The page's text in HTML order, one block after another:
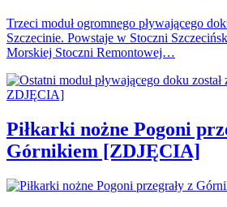
Trzeci moduł ogromnego pływającego
Szczecinie. Powstaje w Stoczni
Morskiej Stoczni Remontowej…
Piłkarki nożne Pogoni
Górnikiem [ZDJĘCIA]